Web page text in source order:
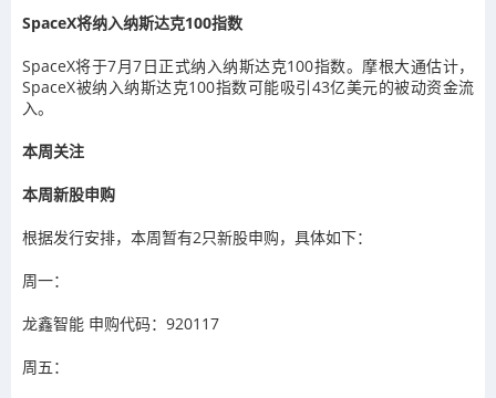
SpaceX将纳入纳斯达克100指数
SpaceX将于7月7日正式纳入纳斯达克100指数。摩根大通估计，
SpaceX被纳入纳斯达克100指数可能吸引43亿美元的被动资金流
入。
本周关注
本周新股申购
根据发行安排，本周暂有2只新股申购，具体如下：
周一：
龙鑫智能 申购代码：920117
周五：